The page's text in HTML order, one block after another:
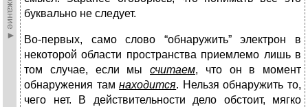
буквально не следует.
Во-первых, само слово “обнаружить” электрон в
некоторой области пространства приемлемо лишь в
том случае, если мы считаем, что он в момент
обнаружения тамнаходится. Нельзя обнаружить то,
чего нет. В действительности дело обстоит, мягко